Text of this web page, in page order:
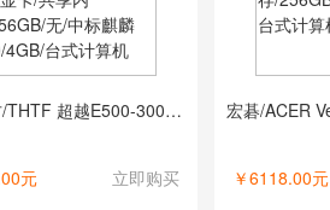
清华同方/THTF 超越E500-30002+TF2167（21.5寸） 奔腾 G6400/21.5/集成显卡/共享内存/256GB/无/中标麒麟V7.0/4GB/台式计算机
元 立即购买 ￥6118.00元